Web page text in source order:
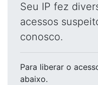
Seu IP fez
acessos
conosco.
Para liberar o
abaixo.